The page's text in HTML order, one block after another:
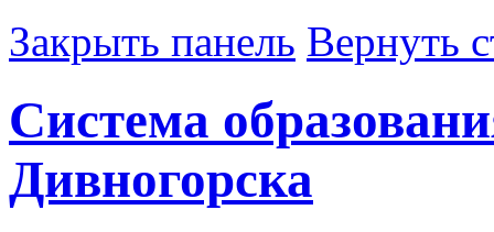
Закрыть панель Вернуть
Система
Дивногорска